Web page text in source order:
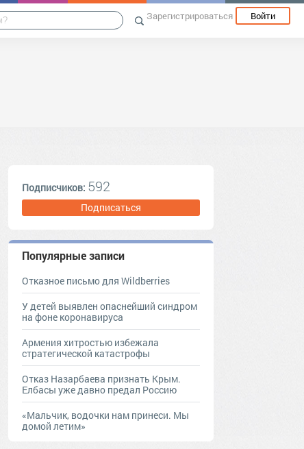
Зарегистрироваться Войти
Подписчиков: 592
Подписаться
Популярные записи
Отказное письмо для Wildberries
У детей выявлен опаснейший синдром
на фоне коронавируса
Армения хитростью избежала
стратегической катастрофы
Отказ Назарбаева признать Крым.
Елбасы уже давно предал Россию
«Мальчик, водочки нам принеси. Мы
домой летим»